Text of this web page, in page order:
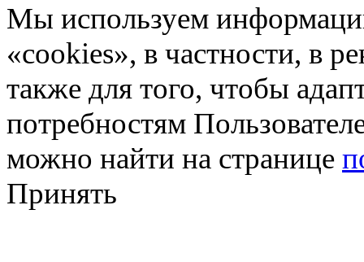
Мы используем
«cookies», в частности, в
также для того, чтобы
потребностям
можно найти на странице
Принять